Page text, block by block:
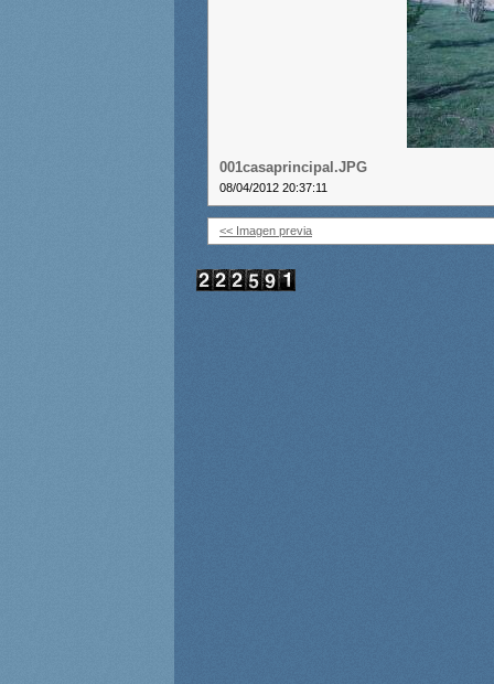
001casaprincipal.JPG
08/04/2012 20:37:11
<< Imagen previa